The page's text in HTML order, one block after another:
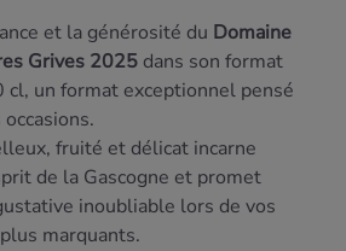
et la générosité du Domaine
Grives 2025 dans son format
un format exceptionnel pensé
fruité et délicat incarne
de la Gascogne et promet
inoubliable lors de vos
marquants.